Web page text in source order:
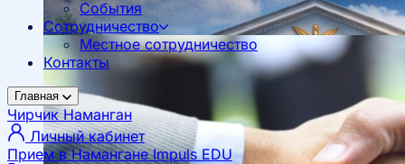
События
Сотрудничество
Местное сотрудничество
Контакты
Главная
ЧирчикНаманган
Личный кабинет
Прием в Намангане Impuls EDU